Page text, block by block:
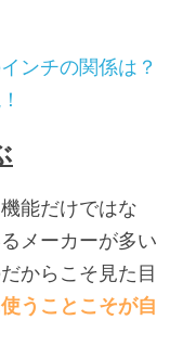
ンチの関係は？
能だけではな
メーカーが多い
からこそ見た目
うことこそが自